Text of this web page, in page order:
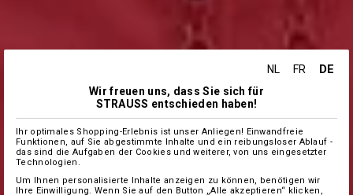
NL FR DE
Wir freuen uns, dass Sie sich für
STRAUSS entschieden haben!
Ihr optimales Shopping-Erlebnis ist unser Anliegen! Einwandfreie
Funktionen, auf Sie abgestimmte Inhalte und ein reibungsloser Ablauf -
das sind die Aufgaben der Cookies und weiterer, von uns eingesetzter
Technologien.
Um Ihnen personalisierte Inhalte anzeigen zu können, benötigen wir
Ihre Einwilligung. Wenn Sie auf den Button „Alle akzeptieren“ klicken,